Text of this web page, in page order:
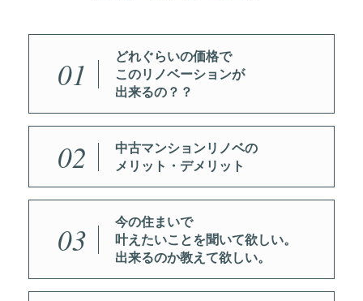
01
どれぐらいの価格で
このリノベーションが
出来るの？？
02
中古マンションリノベの
メリット・デメリット
03
今の住まいで
叶えたいことを聞いて欲しい。
出来るのか教えて欲しい。